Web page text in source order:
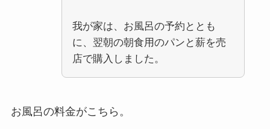
我が家は、お風呂の予約ととも
に、翌朝の朝食用のパンと薪を売
店で購入しました。
お風呂の料金がこちら。